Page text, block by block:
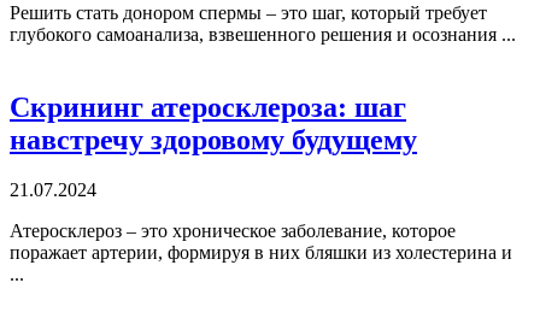
Решить стать донором спермы – это шаг, который требует
глубокого самоанализа, взвешенного решения и осознания ...
Скрининг атеросклероза: шаг
навстречу здоровому будущему
21.07.2024
Атеросклероз – это хроническое заболевание, которое
поражает артерии, формируя в них бляшки из холестерина и
...